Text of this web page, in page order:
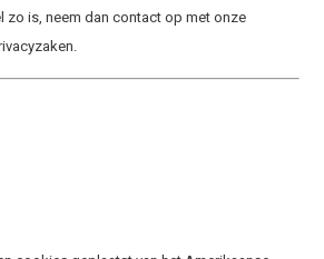
zo is, neem dan contact op met onze